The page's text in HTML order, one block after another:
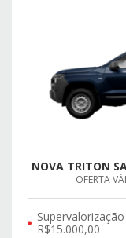
NOVA TRITON
OFERTA
R$15.000,00